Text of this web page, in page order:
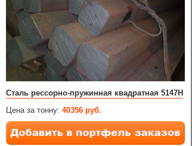
Сталь рессорно-пружинная квадратная 5147H
Цена за тонну: 40356 руб.